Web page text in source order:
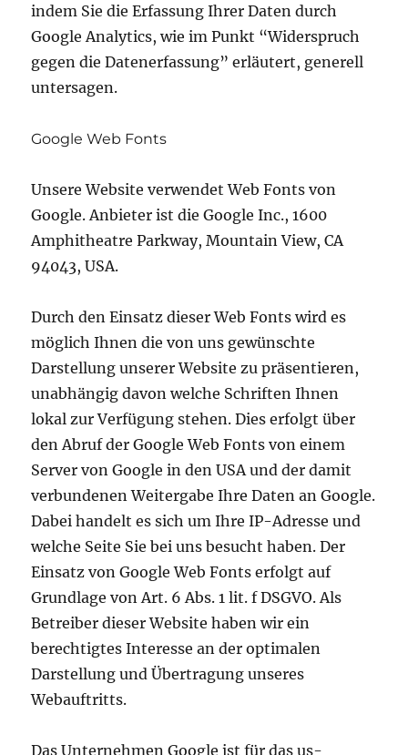
indem Sie die Erfassung Ihrer Daten durch
Google Analytics, wie im Punkt “Widerspruch
gegen die Datenerfassung” erläutert, generell
untersagen.
Google Web Fonts
Unsere Website verwendet Web Fonts von
Google. Anbieter ist die Google Inc., 1600
Amphitheatre Parkway, Mountain View, CA
94043, USA.
Durch den Einsatz dieser Web Fonts wird es
möglich Ihnen die von uns gewünschte
Darstellung unserer Website zu präsentieren,
unabhängig davon welche Schriften Ihnen
lokal zur Verfügung stehen. Dies erfolgt über
den Abruf der Google Web Fonts von einem
Server von Google in den USA und der damit
verbundenen Weitergabe Ihre Daten an Google.
Dabei handelt es sich um Ihre IP-Adresse und
welche Seite Sie bei uns besucht haben. Der
Einsatz von Google Web Fonts erfolgt auf
Grundlage von Art. 6 Abs. 1 lit. f DSGVO. Als
Betreiber dieser Website haben wir ein
berechtigtes Interesse an der optimalen
Darstellung und Übertragung unseres
Webauftritts.
Das Unternehmen Google ist für das us-